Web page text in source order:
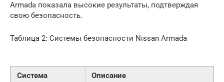
Armada показала высокие результаты, подтверждая
свою безопасность.
Таблица 2: Системы безопасности Nissan Armada
Система
Описание